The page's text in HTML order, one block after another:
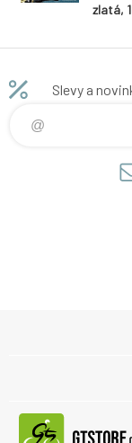
zlatá,
Slevy a